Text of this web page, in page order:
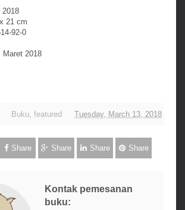
2018
21 cm
92-0
Maret 2018
Buku featured Tuesday, March 13, 2018
Share Share Share Share
Kontak pemesanan
buku: